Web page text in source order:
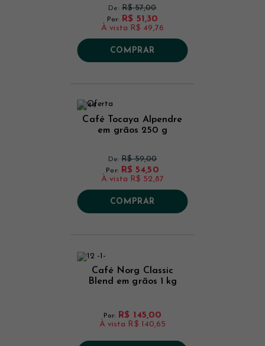
De: R$ 57,00
Por: R$ 51,30
À vista R$ 49,76
COMPRAR
Café Tocaya Alpendre
em grãos 250 g
De:R$ 59,00
Por: R$ 54,50
À vista R$ 52,87
COMPRAR
Café Norg Classic
Blend em grãos 1 kg
Por: R$ 145,00
À vista R$ 140,65